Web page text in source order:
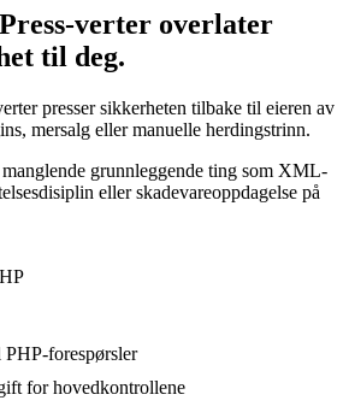
verter overlater
til deg.
presser sikkerheten tilbake til eieren av
mersalg eller manuelle herdingstrinn.
grunnleggende ting som XML-
eller skadevareoppdagelse på
forespørsler
for hovedkontrollene